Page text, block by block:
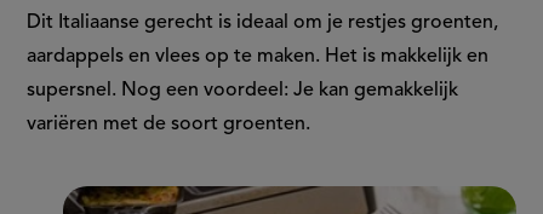
Dit Italiaanse gerecht is ideaal om je restjes groenten,
aardappels en vlees op te maken. Het is makkelijk en
supersnel. Nog een voordeel: Je kan gemakkelijk
variëren met de soort groenten.